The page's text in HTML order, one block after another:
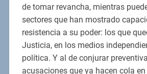
de tomar revancha, mientras
sectores que han mostrado
resistencia a su poder: los que
Justicia, en los medios
política. Y al de conjurar
acusaciones que ya hacen cola